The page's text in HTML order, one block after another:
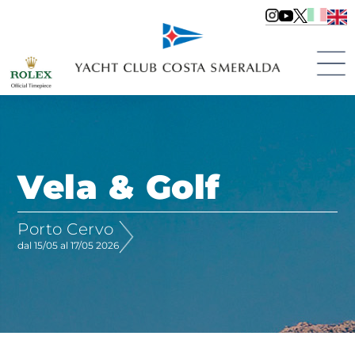
Vela & Golf
Porto Cervo
dal 15/05 al 17/05 2026